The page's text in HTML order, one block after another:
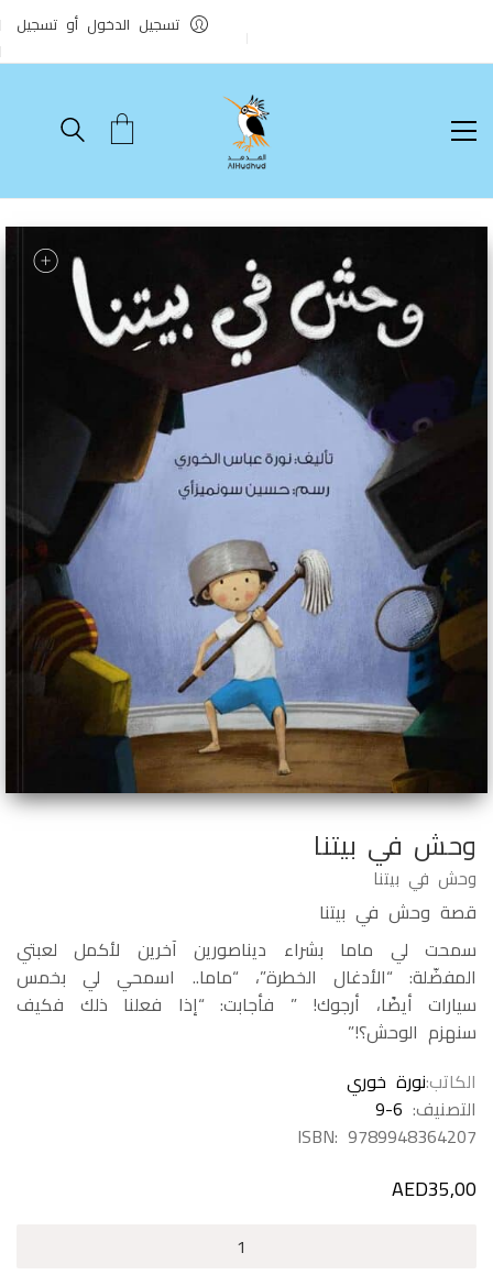
تسجيل الدخول أو تسجيل
وحش في بيتنا
وحش في بيتنا
قصة وحش في بيتنا
سمحت لي ماما بشراء ديناصورين آخرين لأكمل لعبتي
المفضّلة: “الأدغال الخطرة”، “ماما.. اسمحي لي بخمس
سيارات أيضًا، أرجوك! ” فأجابت: “إذا فعلنا ذلك فكيف
سنهزم الوحش؟!”
الكاتبنورة خوري
التصنيف: 9-6
ISBN: 9789948364207
AED35,00